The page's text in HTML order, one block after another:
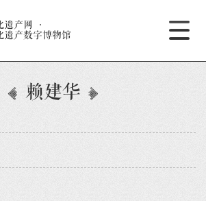
遗产网
·
遗产数字博物馆
赖建华